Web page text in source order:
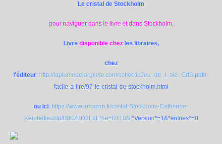
Le cristal de Stockholm
pour naviguer dans le livre et dans Stockholm.
Livre disponible chezles libraires,
chez
l'éditeur: http://laplumedelargilete.com/collectioJeu_de_l_oie_CdS.pdfn-
facile-a-lire/97-le-cristal-de-stockholm.html
ou ici: https://www.amazon.fr/cristal-Stockholm-Catherine-
Kembellec/dp/B00ZTD8F6E?ie=UTF8&;*Version*=1&*entries*=0